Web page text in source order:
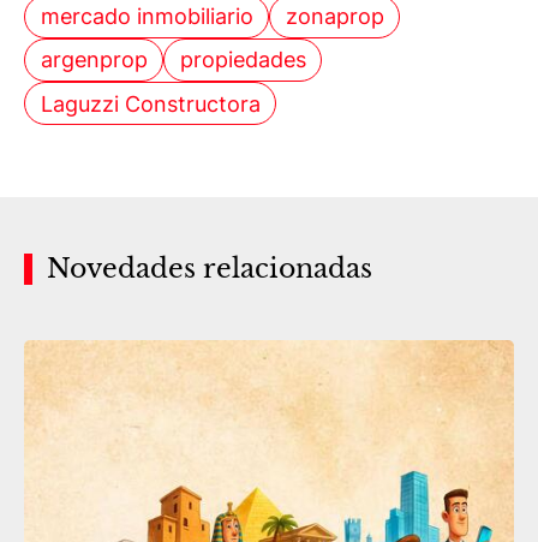
mercado inmobiliario
zonaprop
argenprop
propiedades
Laguzzi Constructora
Novedades relacionadas